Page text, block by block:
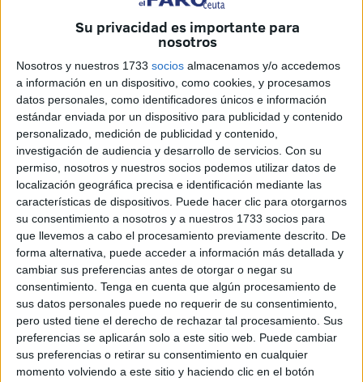
Su privacidad es importante para
nosotros
Nosotros y nuestros 1733 socios almacenamos y/o accedemos
a información en un dispositivo, como cookies, y procesamos
datos personales, como identificadores únicos e información
estándar enviada por un dispositivo para publicidad y contenido
personalizado, medición de publicidad y contenido,
investigación de audiencia y desarrollo de servicios. Con su
permiso, nosotros y nuestros socios podemos utilizar datos de
localización geográfica precisa e identificación mediante las
características de dispositivos. Puede hacer clic para otorgarnos
su consentimiento a nosotros y a nuestros 1733 socios para
que llevemos a cabo el procesamiento previamente descrito. De
forma alternativa, puede acceder a información más detallada y
cambiar sus preferencias antes de otorgar o negar su
consentimiento. Tenga en cuenta que algún procesamiento de
sus datos personales puede no requerir de su consentimiento,
pero usted tiene el derecho de rechazar tal procesamiento. Sus
preferencias se aplicarán solo a este sitio web. Puede cambiar
sus preferencias o retirar su consentimiento en cualquier
momento volviendo a este sitio y haciendo clic en el botón
entradas y salidas de Ceuta. La Ciudad es, ahora, la que
tiene potestad para hacerlo y me consta que están
estudiando el tema. No podemos tener miles de personas
saliendo y entrando los fines de semana”.
Hay personas que han pasado la enfermedad y hablan de
ser inmunes, pero según Domínguez eso no existe como
tal. “No puede haber una inmunidad de grupo. No
sabemos si esas personas que lo han pasado son
inmunes, es muy posible que si han tenido anticuerpos
muy elevados y han pasado la enfermedad más grave
puede ser que sean inmunes, pero no lo sabemos con
exactitud. Tendrá que pasar uno o dos años para saberlo”.
Sobreel toque de queda que se impuso este domingo
por primera vez, Domínguez ha opinado que para la
Sociedad Española de Medicina Preventiva “parece poco”.
“A nivel cultural somos diferentes a otros países;
acabamos más tarde el día, cenamos más tarde, pero